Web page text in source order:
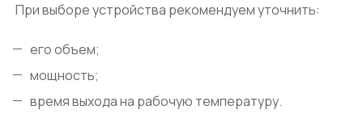
При выборе устройства рекомендуем уточнить:
его объем;
мощность;
время выхода на рабочую температуру.